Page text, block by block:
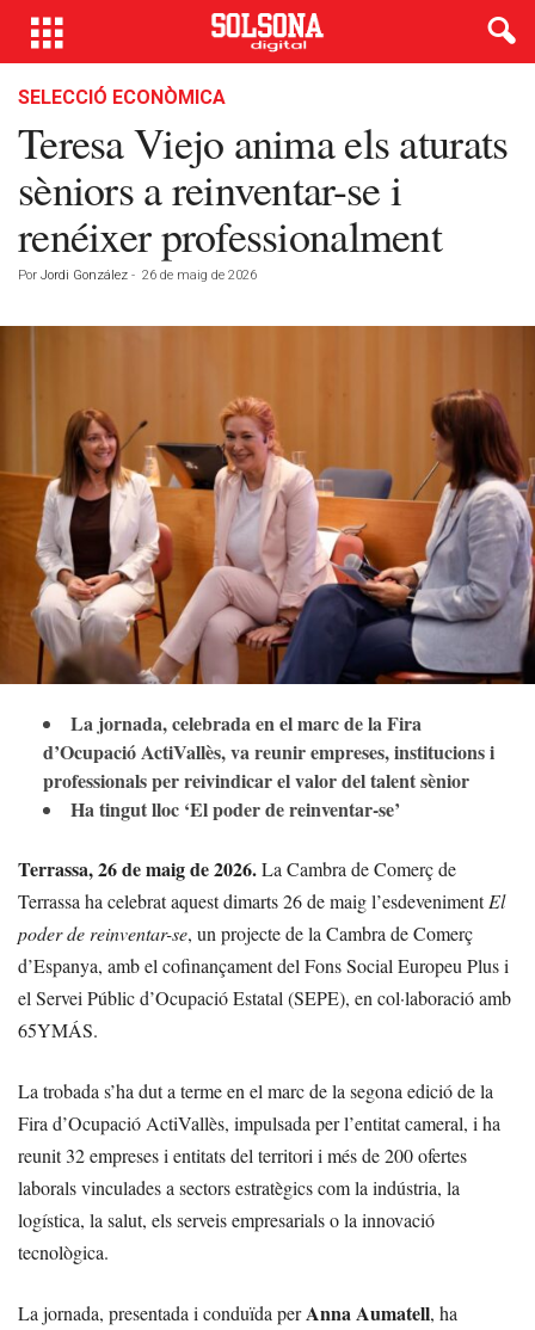
SELECCIÓ ECONÒMICA
Teresa Viejo anima els aturats
sèniors a reinventar-se i
renéixer professionalment
Por Jordi González - 26 de maig de 2026
La jornada, celebrada en el marc de la Fira
d’Ocupació ActiVallès, va reunir empreses, institucions i
professionals per reivindicar el valor del talent sènior
Ha tingut lloc ‘El poder de reinventar-se’
Terrassa, 26 de maig de 2026.La Cambra de Comerç de
Terrassa ha celebrat aquest dimarts 26 de maig l’esdevenimentEl
poder de reinventar-se, un projecte de la Cambra de Comerç
d’Espanya, amb el cofinançament del Fons Social Europeu Plus i
el Servei Públic d’Ocupació Estatal (SEPE), en col·laboració amb
65YMÁS.
La trobada s’ha dut a terme en el marc de la segona edició de la
Fira d’Ocupació ActiVallès, impulsada per l’entitat cameral, i ha
reunit 32 empreses i entitats del territori i més de 200 ofertes
laborals vinculades a sectors estratègics com la indústria, la
logística, la salut, els serveis empresarials o la innovació
tecnològica.
La jornada, presentada i conduïda perAnna Aumatell, ha